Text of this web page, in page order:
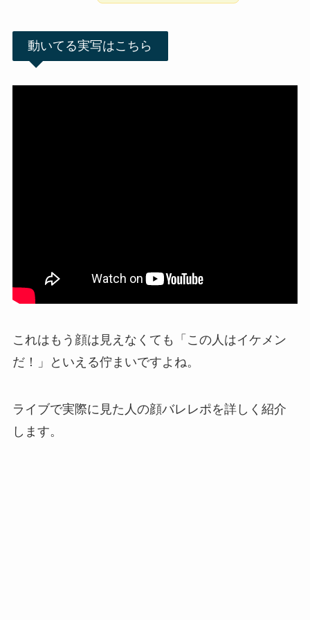
動いてる実写はこちら
これはもう顔は見えなくても「この人はイケメン
だ！」といえる佇まいですよね。
ライブで実際に見た人の顔バレレポを詳しく紹介
します。